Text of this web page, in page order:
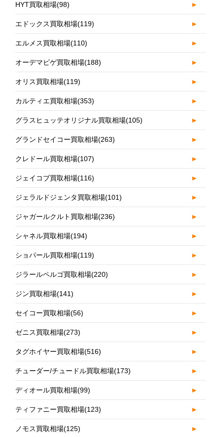
HYT買取相場(98) ►
エドックス買取相場(119) ►
エルメス買取相場(110) ►
オーデマピゲ買取相場(188) ►
オリス買取相場(119) ►
カルティエ買取相場(353) ►
グラスヒュッテオリジナル買取相場(105) ►
グランドセイコー買取相場(263) ►
クレドール買取相場(107) ►
ジェイコブ買取相場(116) ►
ジェラルドジェンタ買取相場(101) ►
ジャガールクルト買取相場(236) ►
シャネル買取相場(194) ►
ショパール買取相場(119) ►
ジラールペルゴ買取相場(220) ►
ジン買取相場(141) ►
セイコー買取相場(56) ►
ゼニス買取相場(273) ►
タグホイヤー買取相場(516) ►
チューダー/チュードル買取相場(173) ►
ディオール買取相場(99) ►
ティファニー買取相場(123) ►
ノモス買取相場(125) ►